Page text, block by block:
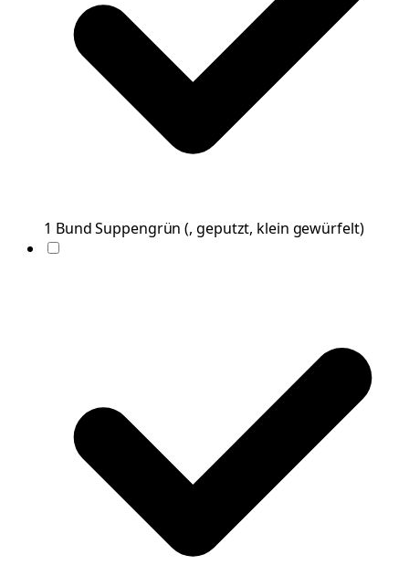
1 BundSuppengrün (, geputzt, klein gewürfelt)